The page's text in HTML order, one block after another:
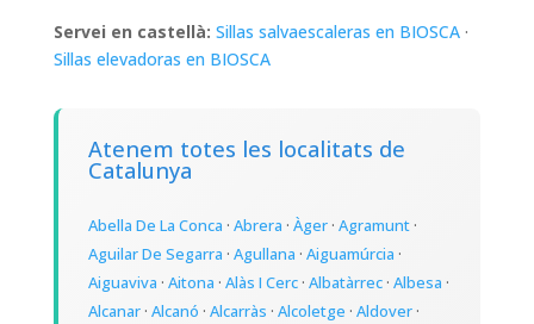
Servei en castellà: Sillas salvaescaleras en BIOSCA·
Sillas elevadoras en BIOSCA
Atenem totes les localitats de
Catalunya
Abella De La Conca · Abrera · Àger· Agramunt·
Aguilar De Segarra · Agullana · Aiguamúrcia ·
Aiguaviva · Aitona · Alàs I Cerc· Albatàrrec· Albesa ·
Alcanar· Alcanó · Alcarràs · Alcoletge · Aldover·